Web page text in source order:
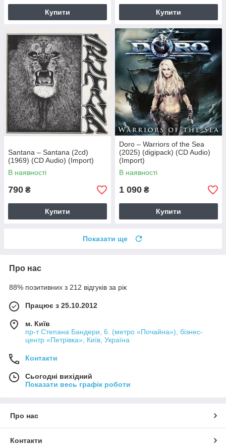
Купити Купити
Santana – Santana (2cd)
(1969) (CD Audio) (Import)
В наявності
790 ₴
Купити
Doro – Warriors of the Sea
(2025) (digipack) (CD Audio)
(Import)
В наявності
1 090 ₴
Купити
Показати ще
Про нас
88% позитивних з 212 відгуків за рік
Працює з 25.10.2012
м. Київ
пр-т Степана Бандери, 6. (метро «Почайна»), бізнес-
центр «Петрівка», Київ, Україна
Контакти
Сьогодні вихідний
Показати весь графік роботи
Про нас
Контакти